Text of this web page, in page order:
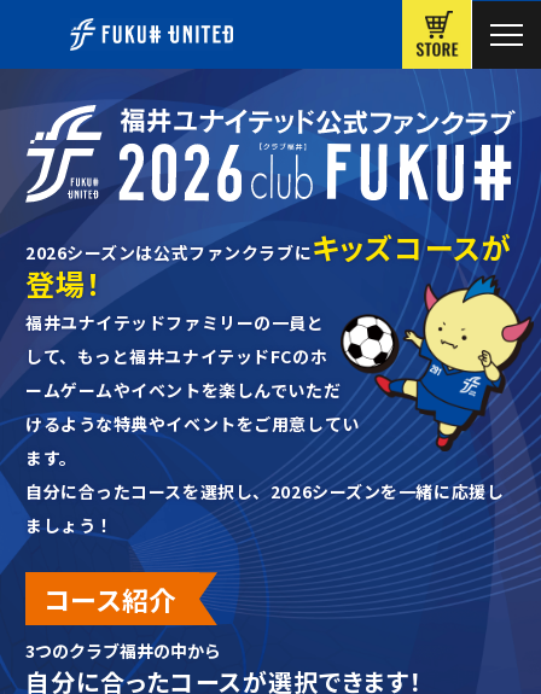
2026シーズンは公式ファンクラブにキッズコースが
登場！
福井ユナイテッドファミリーの一員と
して、 もっと福井ユナイテッドFCのホ
ームゲームやイベントを楽しんでいただ
けるような特典やイベントをご用意してい
ます。
自分に合ったコースを選択し、2026シーズンを一緒に応援し
ましょう！
コース紹介
3つのクラブ福井の中から
自分に合ったコースが選択できます！